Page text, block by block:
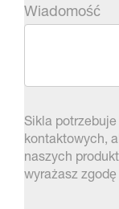
Wiadomość
Sikla
kontaktowych,
naszych
wyrażasz